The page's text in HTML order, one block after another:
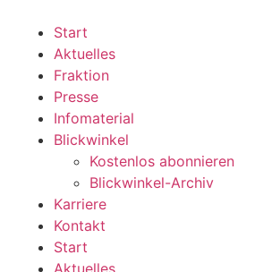
wechseln
Start
Aktuelles
Fraktion
Presse
Infomaterial
Blickwinkel
Kostenlos abonnieren
Blickwinkel-Archiv
Karriere
Kontakt
Start
Aktuelles